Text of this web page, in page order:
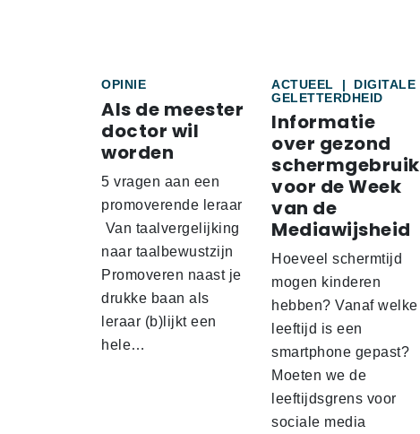
OPINIE
Als de meester
doctor wil
worden
5 vragen aan een
promoverende leraar
Van taalvergelijking
naar taalbewustzijn
Promoveren naast je
drukke baan als
leraar (b)lijkt een
hele…
ACTUEEL |
DIGITALE
GELETTERDHEID
Informatie
over gezond
schermgebruik
voor de Week
van de
Mediawijsheid
Hoeveel schermtijd
mogen kinderen
hebben? Vanaf welke
leeftijd is een
smartphone gepast?
Moeten we de
leeftijdsgrens voor
sociale media